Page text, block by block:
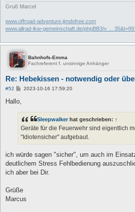
Gruß Marcel
www.offroad-adventure.jimdofree.com
www.allrad-lkw-gemeinschaft.de/phpBB3/v ...
Bahnhofs-Emma
Fachreferent f. unsinnige Anhänger
Re: Hebekissen - notwendig oder
#52
B
r
a
g
2023-10-16 17:59:20
Hallo,
Sleepwalker hat geschrieben: ↑
Geräte für die Feuerwehr sind eigentlich
"Idiotensicher" aufgebaut.
ich würde sagen "sicher", um auch im
deutlichem Stress Fehlbedienung
ich aber bei Dir.
Grüße
Marcus